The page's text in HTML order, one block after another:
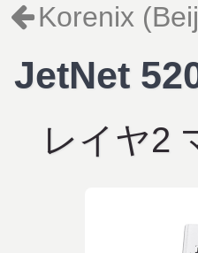
Korenix
JetNet
レイヤ2